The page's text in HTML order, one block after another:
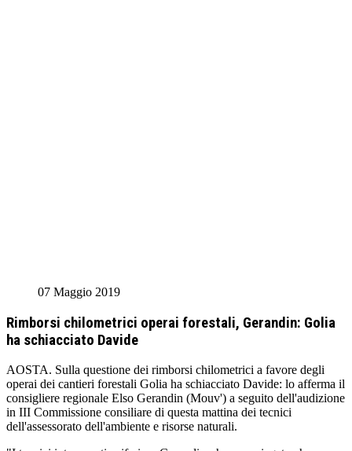
07 Maggio 2019
Rimborsi chilometrici operai forestali, Gerandin: Golia
ha schiacciato Davide
AOSTA. Sulla questione dei rimborsi chilometrici a favore degli
operai dei cantieri forestali Golia ha schiacciato Davide: lo afferma il
consigliere regionale Elso Gerandin (Mouv') a seguito dell'audizione
in III Commissione consiliare di questa mattina dei tecnici
dell'assessorato dell'ambiente e risorse naturali.